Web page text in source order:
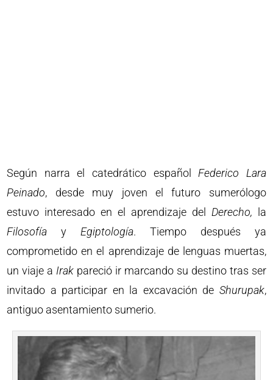
Según narra el catedrático español Federico Lara
Peinado, desde muy joven el futuro sumerólogo
estuvo interesado en el aprendizaje del Derecho, la
Filosofía y Egiptología. Tiempo después ya
comprometido en el aprendizaje de lenguas muertas,
un viaje a Irak pareció ir marcando su destino tras ser
invitado a participar en la excavación de Shurupak,
antiguo asentamiento sumerio.